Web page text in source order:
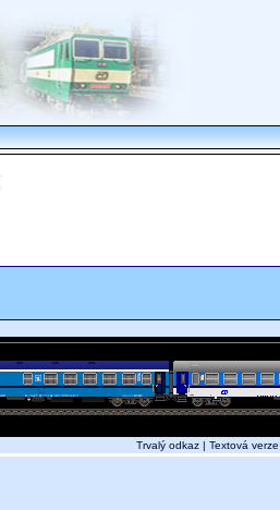
Trvalý odkaz | Textová verze